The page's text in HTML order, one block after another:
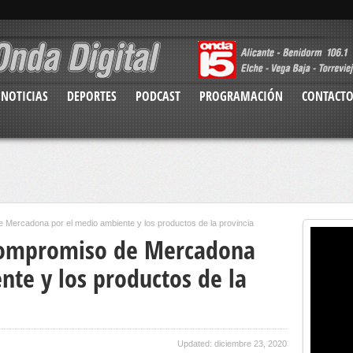
NOTICIAS DEPORTES PODCAST PROGRAMACIÓN CONTACTO
Mercadona por el medio ambiente y los productos de la provincia
de Mercadona
y los productos de la
Updated: diciembre 23, 2020